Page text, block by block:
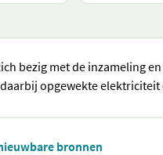
bezig met de inzameling
opgewekte elektriciteit
bronnen